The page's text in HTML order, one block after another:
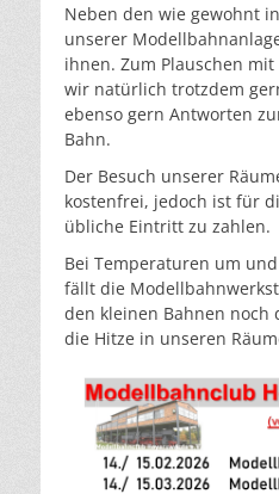
Neben den wie gewohnt
unserer
ihnen. Zum Plauschen
wir natürlich trotzdem
ebenso gern Antworten
Bahn.
Der Besuch unserer
kostenfrei, jedoch ist für
übliche Eintritt zu zahlen.
Bei Temperaturen um
fällt die
den kleinen Bahnen noch
die Hitze in unseren